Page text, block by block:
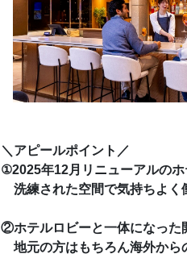
＼アピールポイント／
①2025年12月リニューアルの
洗練された空間で気持ちよく
②ホテルロビーと一体になった
地元の方はもちろん海外から